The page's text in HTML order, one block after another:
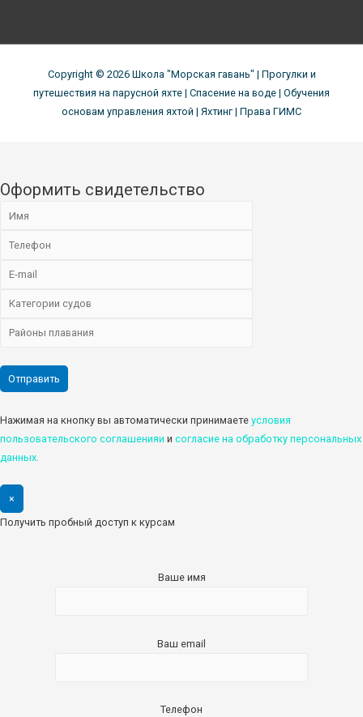
Copyright © 2026 Школа "Морская гавань" | Прогулки и
путешествия на парусной яхте | Спасение на воде | Обучения
основам управления яхтой | Яхтинг | Права ГИМС
Оформить свидетельство
Нажимая на кнопку вы автоматически принимаете условия
пользовательского соглашенияи и cогласие на обработку персональных
данных.
×
Получить пробный доступ к курсам
Ваше имя
Ваш email
Телефон